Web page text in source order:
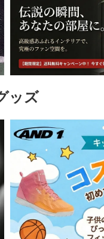
ッズ